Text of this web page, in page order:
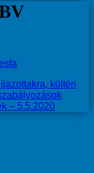
kültéri
– 5.5.2020